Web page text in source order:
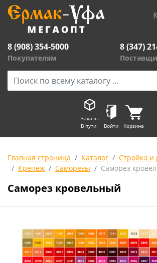
8 (908) 354-5000
Покупателям
8 (347)
Заказы
В пути
Войти Корзина
Главная страница Каталог
Стройка и
Крепеж
Саморезы Саморез
Саморез кровельный